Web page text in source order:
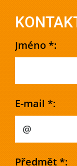
Jméno *:
E-mail *:
Předmět *: